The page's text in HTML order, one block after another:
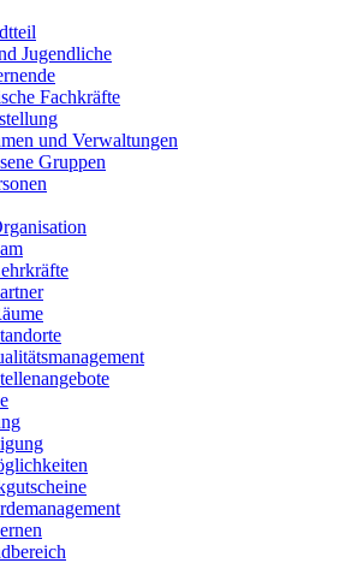
Jugendliche
Fachkräfte
und Verwaltungen
Gruppen